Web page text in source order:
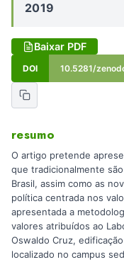
2019
Baixar PDF
DOI 10.5281/
resumo
O artigo pretende
que tradicionalmente
Brasil, assim como as
política centrada nos
apresentada a
valores atribuídos ao
Oswaldo Cruz,
localizado no campus